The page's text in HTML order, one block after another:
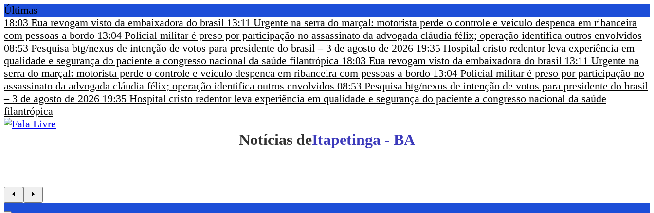
Últimas
18:03 Eua revogam visto da embaixadora do brasil 13:11 Urgente na serra do marçal: motorista perde o controle e veículo despenca em ribanceira
com pessoas a bordo 13:04 Policial militar é preso por participação no assassinato da advogada cláudia félix; operação identifica outros envolvidos
08:53 Pesquisa btg/nexus de intenção de votos para presidente do brasil – 3 de agosto de 2026 19:35 Hospital cristo redentor leva experiência em
qualidade e segurança do paciente a congresso nacional da saúde filantrópica 18:03 Eua revogam visto da embaixadora do brasil 13:11 Urgente na
serra do marçal: motorista perde o controle e veículo despenca em ribanceira com pessoas a bordo 13:04 Policial militar é preso por participação no
assassinato da advogada cláudia félix; operação identifica outros envolvidos 08:53 Pesquisa btg/nexus de intenção de votos para presidente do brasil
– 3 de agosto de 2026 19:35 Hospital cristo redentor leva experiência em qualidade e segurança do paciente a congresso nacional da saúde
filantrópica
Notícias de Itapetinga
Itapetinga - BA